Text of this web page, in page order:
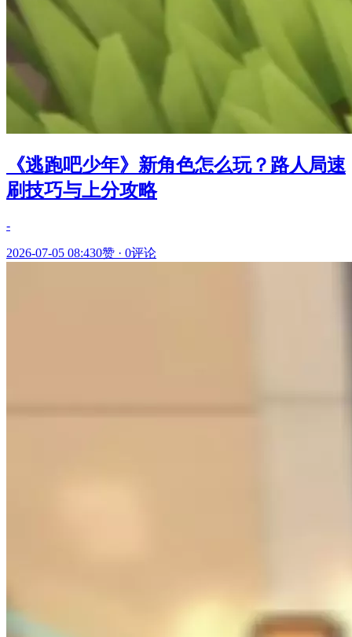
《逃跑吧少年》新角色怎么玩？路人局速
刷技巧与上分攻略
-
2026-07-05 08:430赞 · 0评论